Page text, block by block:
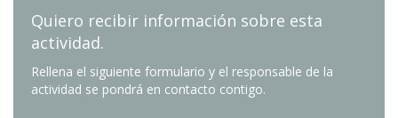
Quiero recibir información sobre esta
actividad.
Rellena el siguiente formulario y el responsable de la
actividad se pondrá en contacto contigo.